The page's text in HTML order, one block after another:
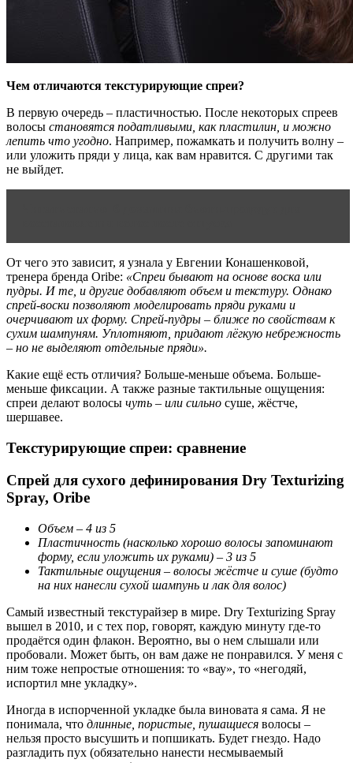
Чем отличаются текстурирующие спреи?
В первую очередь – пластичностью. После некоторых спреев
волосы становятся податливыми, как пластилин, и можно
лепить что угодно. Например, пожамкать и получить волну –
или уложить пряди у лица, как вам нравится. С другими так
не выйдет.
От чего это зависит, я узнала у Евгении Конашенковой,
тренера бренда Oribe: «Спреи бывают на основе воска или
пудры. И те, и другие добавляют объем и текстуру. Однако
спрей-воски позволяют моделировать пряди руками и
очерчивают их форму. Спрей-пудры – ближе по свойствам к
сухим шампуням. Уплотняют, придают лёгкую небрежность
– но не выделяют отдельные пряди».
Какие ещё есть отличия? Больше-меньше объема. Больше-
меньше фиксации. А также разные тактильные ощущения:
спреи делают волосы чуть – или сильно суше, жёстче,
шершавее.
Текстурирующие спреи: сравнение
Спрей для сухого дефинирования Dry Texturizing
Spray, Oribe
Объем – 4 из 5
Пластичность (насколько хорошо волосы запоминают
форму, если уложить их руками) – 3 из 5
Тактильные ощущения – волосы жёстче и суше (будто
на них нанесли сухой шампунь и лак для волос)
Самый известный текстурайзер в мире. Dry Texturizing Spray
вышел в 2010, и с тех пор, говорят, каждую минуту где-то
продаётся один флакон. Вероятно, вы о нем слышали или
пробовали. Может быть, он вам даже не понравился. У меня с
ним тоже непростые отношения: то «вау», то «негодяй,
испортил мне укладку».
Иногда в испорченной укладке была виновата я сама. Я не
понимала, что длинные, пористые, пушащиеся волосы –
нельзя просто высушить и попшикать. Будет гнездо. Надо
разгладить пух (обязательно нанести несмываемый